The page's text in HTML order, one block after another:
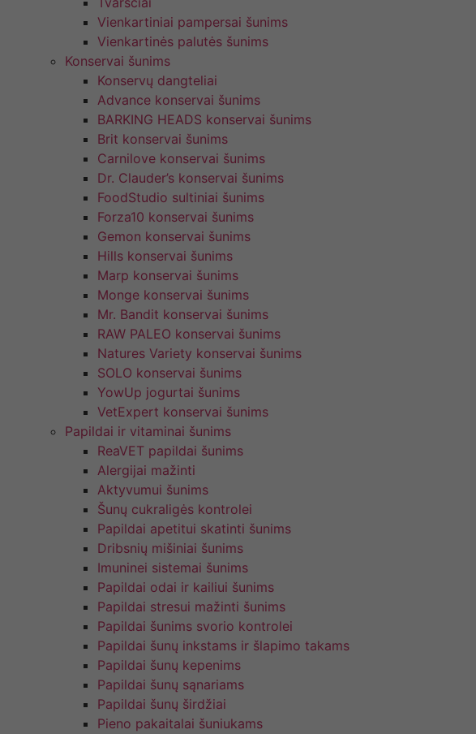
Vienkartiniai pampersai šunims
Vienkartinės palutės šunims
Konservai šunims
Konservų dangteliai
Advance konservai šunims
BARKING HEADS konservai šunims
Brit konservai šunims
Carnilove konservai šunims
Dr. Clauder’s konservai šunims
FoodStudio sultiniai šunims
Forza10 konservai šunims
Gemon konservai šunims
Hills konservai šunims
Marp konservai šunims
Monge konservai šunims
Mr. Bandit konservai šunims
RAW PALEO konservai šunims
Natures Variety konservai šunims
SOLO konservai šunims
YowUp jogurtai šunims
VetExpert konservai šunims
Papildai ir vitaminai šunims
ReaVET papildai šunims
Alergijai mažinti
Aktyvumui šunims
Šunų cukraligės kontrolei
Papildai apetitui skatinti šunims
Dribsnių mišiniai šunims
Imuninei sistemai šunims
Papildai odai ir kailiui šunims
Papildai stresui mažinti šunims
Papildai šunims svorio kontrolei
Papildai šunų inkstams ir šlapimo takams
Papildai šunų kepenims
Papildai šunų sąnariams
Papildai šunų širdžiai
Pieno pakaitalai šuniukams